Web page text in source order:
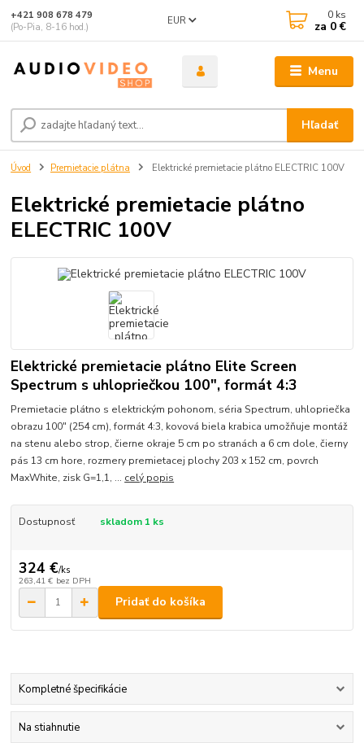
Menu
EUR
Hľadať
+421 908 678 479
(Po-Pia, 8-16 hod.)
0 ks
za 0 €
Úvod Premietacie plátna Elektrické premietacie plátno ELECTRIC 100V
Elektrické premietacie plátno
ELECTRIC 100V
Elektrické premietacie plátno Elite Screen
Spectrum s uhlopriečkou 100", formát 4:3
Premietacie plátno s elektrickým pohonom, séria Spectrum, uhlopriečka
obrazu 100" (254 cm), formát 4:3, kovová biela krabica umožňuje montáž
na stenu alebo strop, čierne okraje 5 cm po stranách a 6 cm dole, čierny
pás 13 cm hore, rozmery premietacej plochy 203 x 152 cm, povrch
MaxWhite, zisk G=1,1, ... celý popis
Dostupnosť skladom 1 ks
324 €/ks
263,41 € bez DPH
Pridať do košíka
Kompletné špecifikácie
Na stiahnutie